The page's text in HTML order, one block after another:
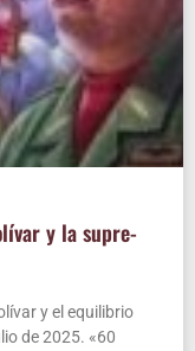
y la supre­
y el equi­li­brio
de 2025. «60